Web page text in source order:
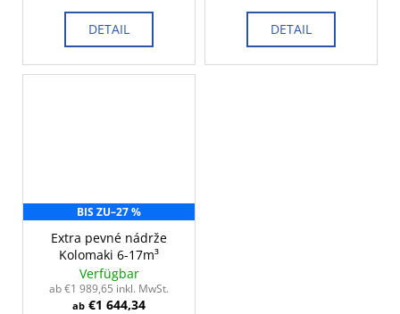
DETAIL DETAIL
BIS ZU–27 %
Extra pevné nádrže
Kolomaki 6-17m³
Verfügbar
ab €1 989,65 inkl. MwSt.
ab €1 644,34